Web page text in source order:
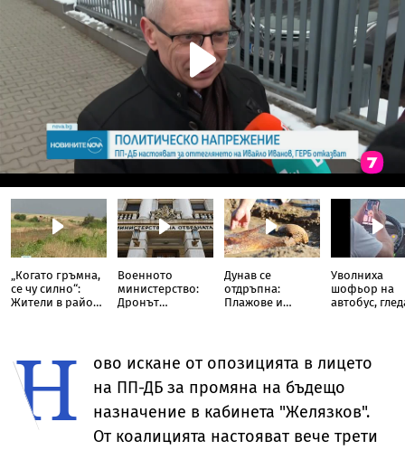
„Когато гръмна,
се чу силно“:
Жители в района
Военното
министерство:
Дронът
Дунав се
отдръпна:
Плажове и
Уволниха
шофьор на
автобус,
Н
ово искане от опозицията в лицето
на ПП-ДБ за промяна на бъдещо
назначение в кабинета "Желязков".
От коалицията настояват вече трети